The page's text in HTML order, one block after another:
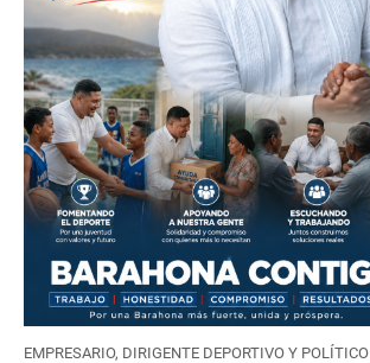
EMPRESARIO, DIRIGENTE DEPORTIVO Y POLÍTICO